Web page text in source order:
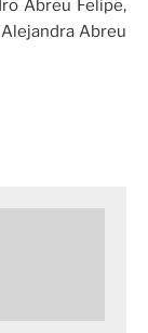
Abreu Felipe,
Abreu